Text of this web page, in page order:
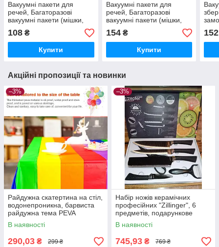
Вакуумні пакети для
речей, Багаторазові
вакуумні пакети (мішки,
чохли) 50x60 см 1 шт
ARTK
108 ₴
Купити
Вакуумні пакети для
речей, Багаторазові
вакуумні пакети (мішки,
чохли) 60x80 см 1 шт
ARTK MAXI
154₴
Купити
152
Акційні пропозиції та новинки
–3%
Райдужна скатертина на стіл,
водонепроникна, барвиста
райдужна тема PEVA
137х274 "Reinbow"
В наявності
290,03 ₴ 299 ₴
–3%
Набір ножів керамічних
професійних "Zillinger", 6
предметів, подарункове
паковання. Оригінадів
В наявності
745,93 ₴ 769 ₴